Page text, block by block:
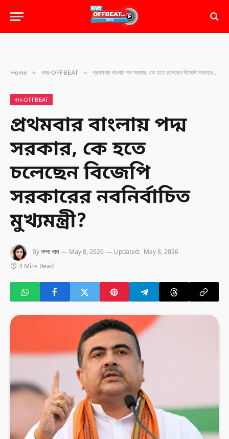
Home » খবর-OFFBEAT » প্রথমবার বাংলায় পদ্ম সরকার, কে হতে চলেছেন বিজেপি সরকারের নবনির্বাচিত মুখ্যমন্ত্রী?
খবর-OFFBEAT
প্রথমবার বাংলায় পদ্ম
সরকার, কে হতে
চলেছেন বিজেপি
সরকারের নবনির্বাচিত
মুখ্যমন্ত্রী?
Byশম্পা পাল May 8, 2026 Updated: May 8, 2026
4 Mins Read